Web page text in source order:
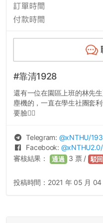
#靠清1928
還有一位在園區上班的林先
塵機的，一直在學生社團套
要臉👎🏼
Telegram: @xNTHU/
Facebook: @xNTHU2.0
審核結果： 通過 3 票 / 駁回
投稿時間： 2021 年 05 月